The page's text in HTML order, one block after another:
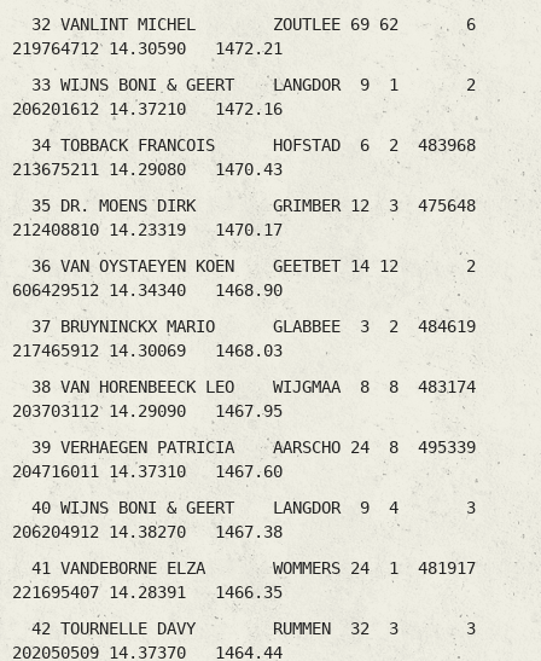
32 VANLINT MICHEL ZOUTLEE 69 62 6
219764712 14.30590 1472.21
33 WIJNS BONI & GEERT LANGDOR 9 1 2
206201612 14.37210 1472.16
34 TOBBACK FRANCOIS HOFSTAD 6 2 483968
213675211 14.29080 1470.43
35 DR. MOENS DIRK GRIMBER 12 3 475648
212408810 14.23319 1470.17
36 VAN OYSTAEYEN KOEN GEETBET 14 12 2
606429512 14.34340 1468.90
37 BRUYNINCKX MARIO GLABBEE 3 2 484619
217465912 14.30069 1468.03
38 VAN HORENBEECK LEO WIJGMAA 8 8 483174
203703112 14.29090 1467.95
39 VERHAEGEN PATRICIA AARSCHO 24 8 495339
204716011 14.37310 1467.60
40 WIJNS BONI & GEERT LANGDOR 9 4 3
206204912 14.38270 1467.38
41 VANDEBORNE ELZA WOMMERS 24 1 481917
221695407 14.28391 1466.35
42 TOURNELLE DAVY RUMMEN 32 3 3
202050509 14.37370 1464.44